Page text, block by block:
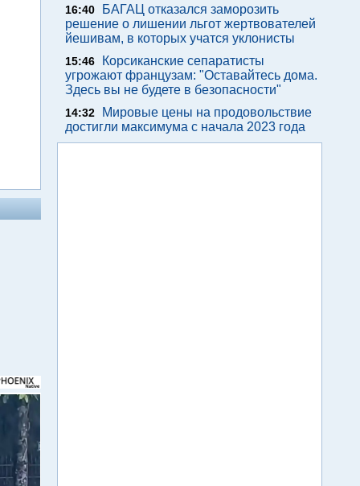
16:40
БАГАЦ отказался заморозить
решение о лишении льгот жертвователей
йешивам, в которых учатся уклонисты
15:46
Корсиканские сепаратисты
угрожают французам: "Оставайтесь дома.
Здесь вы не будете в безопасности"
14:32
Мировые цены на продовольствие
достигли максимума с начала 2023 года